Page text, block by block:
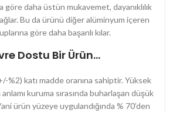
göre daha üstün mukavemet, dayanıklılık
Bu da ürünü diğer alüminyum içeren
göre daha başarılı kılar.
Dostu Bir Ürün…
%2) katı madde oranına sahiptir. Yüksek
anlamı kuruma sırasında buharlaşan düşük
ürün yüzeye uygulandığında % 70’den